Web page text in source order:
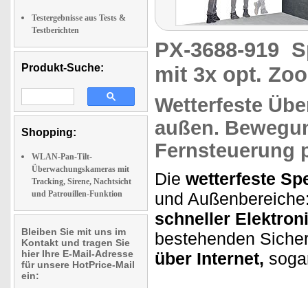
Testergebnisse aus Tests &
Testberichten
Produkt-Suche:
Shopping:
WLAN-Pan-Tilt-
Überwachungskameras mit
Tracking, Sirene, Nachtsicht
und Patrouillen-Funktion
Bleiben Sie mit uns im
Kontakt und tragen Sie
hier Ihre E-Mail-Adresse
für unsere HotPrice-Mail
ein:
PX-3688-919
mit 3x opt.
Wetterfeste
außen.
Fernsteuerung
Die wetterfeste
und
schneller
bestehenden
über Internet,